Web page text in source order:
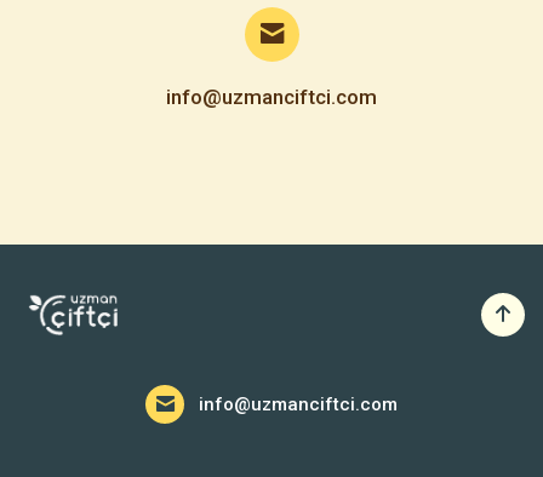
info@uzmanciftci.com
info@uzmanciftci.com